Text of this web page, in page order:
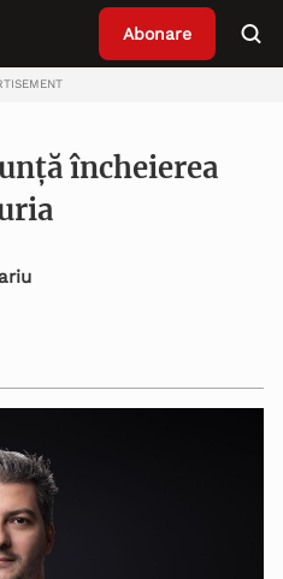
Abonare
încheierea